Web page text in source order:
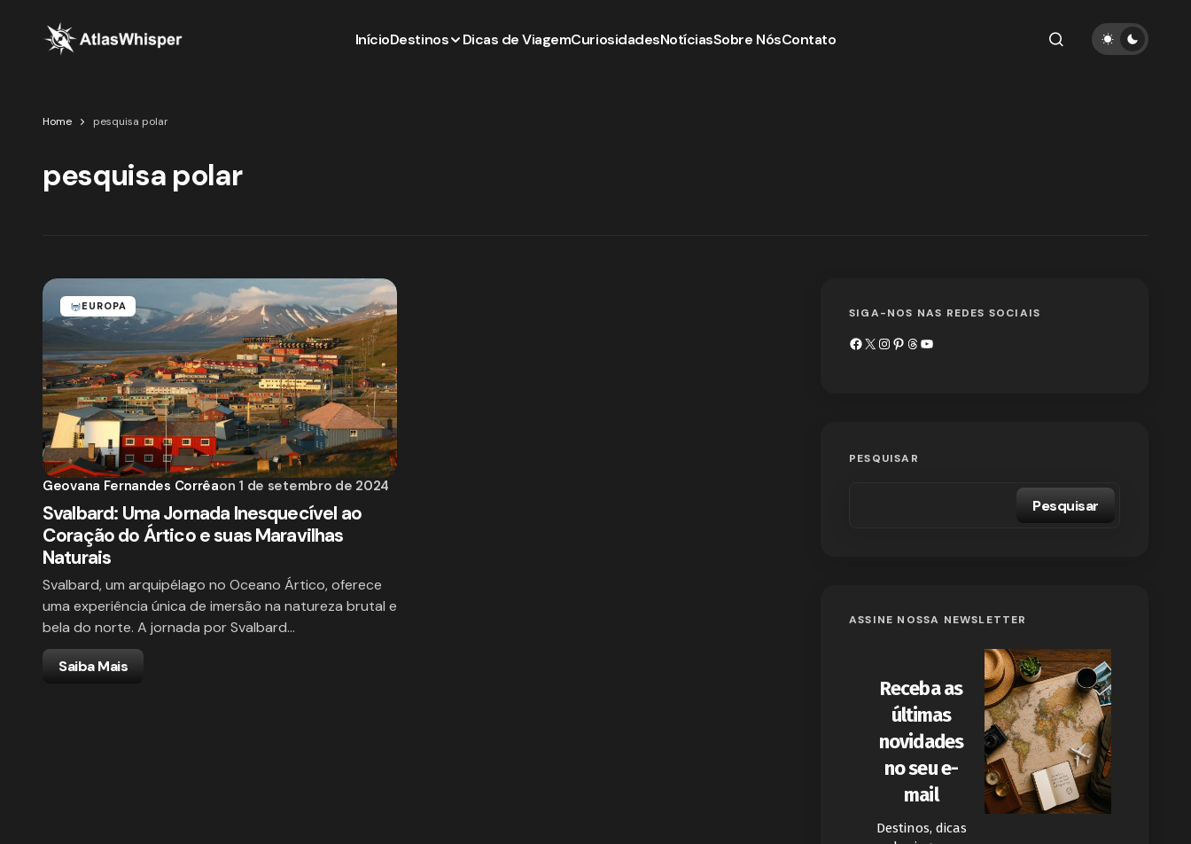
InícioDestinos Dicas de ViagemCuriosidadesNotíciasSobre NósContato
Home pesquisa polar
pesquisa polar
EUROPA
Geovana Fernandes Corrêaon 1 de setembro de 2024
Svalbard: Uma Jornada Inesquecível ao
Coração do Ártico e suas Maravilhas
Naturais
Svalbard, um arquipélago no Oceano Ártico, oferece
uma experiência única de imersão na natureza brutal e
bela do norte. A jornada por Svalbard…
Saiba Mais
SIGA-NOS NAS REDES SOCIAIS
PESQUISAR
Pesquisar
ASSINE NOSSA NEWSLETTER
Receba as
últimas
novidades
no seu e-
mail
Destinos, dicas